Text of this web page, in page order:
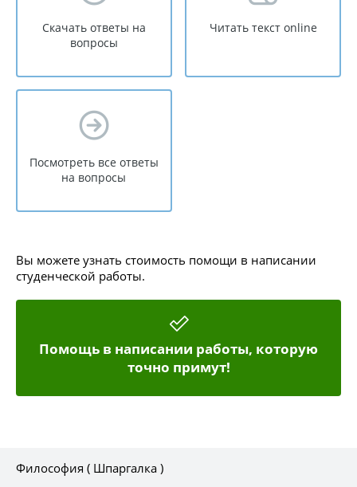
Скачать ответы на
вопросы
Читать текст online
Посмотреть все ответы
на вопросы
Вы можете узнать стоимость помощи в написании
студенческой работы.
Помощь в написании работы, которую
точно примут!
Философия ( Шпаргалка )